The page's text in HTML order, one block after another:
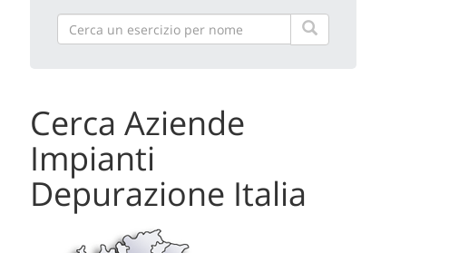
Cerca Aziende
Impianti
Depurazione Italia